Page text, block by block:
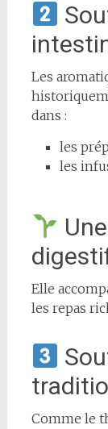
Les
dans :
les
les
Elle
les repas
Comme le